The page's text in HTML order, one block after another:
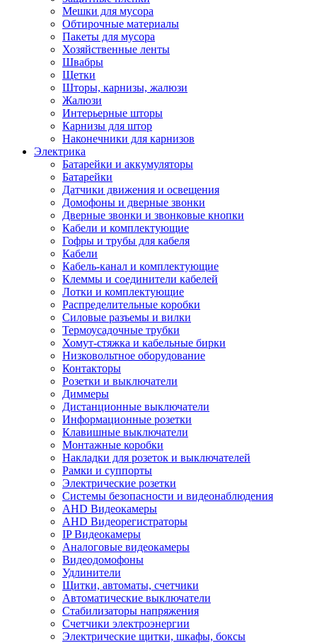
Мешки для мусора
Обтирочные материалы
Пакеты для мусора
Хозяйственные ленты
Швабры
Щетки
Шторы, карнизы, жалюзи
Жалюзи
Интерьерные шторы
Карнизы для штор
Наконечники для карнизов
Электрика
Батарейки и аккумуляторы
Батарейки
Датчики движения и освещения
Домофоны и дверные звонки
Дверные звонки и звонковые кнопки
Кабели и комплектующие
Гофры и трубы для кабеля
Кабели
Кабель-канал и комплектующие
Клеммы и соединители кабелей
Лотки и комплектующие
Распределительные коробки
Силовые разъемы и вилки
Термоусадочные трубки
Хомут-стяжка и кабельные бирки
Низковольтное оборудование
Контакторы
Розетки и выключатели
Диммеры
Дистанционные выключатели
Информационные розетки
Клавишные выключатели
Монтажные коробки
Накладки для розеток и выключателей
Рамки и суппорты
Электрические розетки
Системы безопасности и видеонаблюдения
AHD Видеокамеры
AHD Видеорегистраторы
IP Видеокамеры
Аналоговые видеокамеры
Видеодомофоны
Удлинители
Щитки, автоматы, счетчики
Автоматические выключатели
Стабилизаторы напряжения
Счетчики электроэнергии
Электрические щитки, шкафы, боксы